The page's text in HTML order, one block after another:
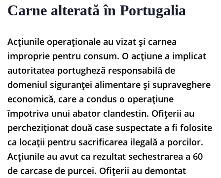
Carne alterată în Portugalia
Acțiunile operaționale au vizat și carnea
improprie pentru consum. O acțiune a implicat
autoritatea portugheză responsabilă de
domeniul siguranței alimentare și supraveghere
economică, care a condus o operațiune
împotriva unui abator clandestin. Ofițerii au
percheziționat două case suspectate a fi folosite
ca locații pentru sacrificarea ilegală a porcilor.
Acțiunile au avut ca rezultat sechestrarea a 60
de carcase de purcei. Ofițerii au demontat